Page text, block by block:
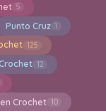
5
Punto Cruz 1
125
12
Crochet 10